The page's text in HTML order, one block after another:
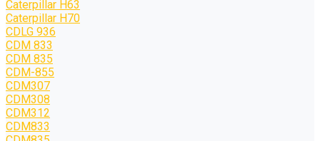
Caterpillar H63
Caterpillar H70
CDLG 936
CDM 833
CDM 835
CDM-855
CDM307
CDM308
CDM312
CDM833